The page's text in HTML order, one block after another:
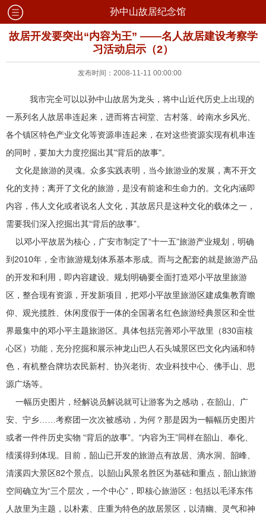
孙中山故居纪念馆
故居开发要突出“内容为王” ——名人故居建设考察学
习活动启示（2）
发布时间：2008-11-11 00:00:00
我市完全可以以孙中山故居为龙头，将中山近代历史上出现的
一系列名人故居串连起来，进而将古祠堂、古村落、岭南水乡风光、
各个镇区特色产业文化等资源串连起来，在对这些资源实现有机串连
的同时，要加大力度挖掘出其"背后的故事"。
文化是旅游的灵魂。众多实践表明，当今旅游业的发展，离不开文
化的支持；离开了文化的旅游，是没有前途和生命力的。文化内涵即
内容，伟人文化或者说名人文化，其故居只是这种文化的载体之一，
需要我们深入挖掘出其“背后的故事”。
以邓小平故居为核心，广安市制定了“十一五”旅游产业规划，明确
到2010年，全市旅游规划体系基本形成。而与之配套的就是旅游产品
的开发和利用，即内容建设。规划明确要全面打造邓小平故里旅游
区，整合现有资源，开发新项目，把邓小平故里旅游区建成集教育瞻
仰、观光揽胜、休闲度假于一体的全国著名红色旅游经典景区和全世
界最集中的邓小平主题旅游区。具体包括完善邓小平故里（830亩核
心区）功能，充分挖掘和展示神龙山巴人石头城景区巴文化内涵和特
色，有机整合牌坊农民新村、协兴老街、农业科技中心、佛手山、思
源广场等。
一幅历史图片，经解说员解说就可让游客为之感动，在韶山、广
安、宁乡……考察团一次次被感动，为何？那是因为一幅幅历史图片
或者一件件历史实物 “背后的故事”。“内容为王”同样在韶山、奉化、
绩溪得到体现。目前，韶山已开发的旅游点有故居、滴水洞、韶峰、
清溪四大景区82个景点。以韶山风景名胜区为基础和重点，韶山旅游
空间确立为“三个层次，一个中心”，即核心旅游区：包括以毛泽东伟
人故里为主题，以朴素、庄重为特色的故居景区，以清幽、灵气和神